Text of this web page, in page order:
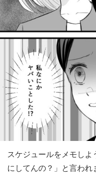
スケジュールをメモし
にしてんの？」と言われ